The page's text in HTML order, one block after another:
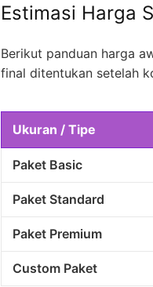
Estimasi Harga
Berikut panduan harga
final ditentukan setelah
Ukuran / Tipe
Paket Basic
Paket Standard
Paket Premium
Custom Paket